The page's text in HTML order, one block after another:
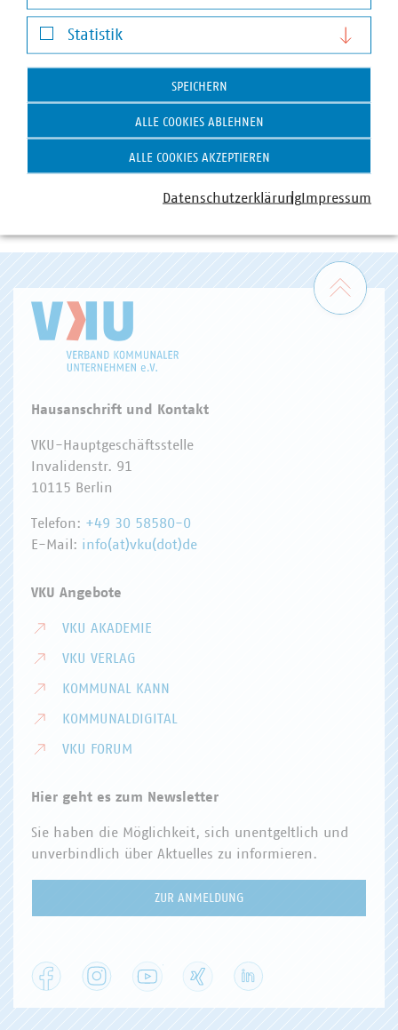
VKU-Bereiche
DIGITALISIERUNG/TK
Zum
Hausanschrift und Kontakt
VKU-Hauptgeschäftsstelle
Invalidenstr. 91
10115 Berlin
Telefon: +49 30 58580-0
E-Mail: info(at)vku(dot)de
VKU Angebote
VKU AKADEMIE
VKU VERLAG
KOMMUNAL KANN
KOMMUNALDIGITAL
VKU FORUM
Hier geht es zum Newsletter
Sie haben die Möglichkeit, sich unentgeltlich und
unverbindlich über Aktuelles zu informieren.
ZUR ANMELDUNG
Facebook Instagram YouTube
Darstellung von YouTube-Videos
Statistik
Statistik
SPEICHERN
ALLE COOKIES ABLEHNEN
ALLE COOKIES AKZEPTIEREN
DatenschutzerklärungImpressum